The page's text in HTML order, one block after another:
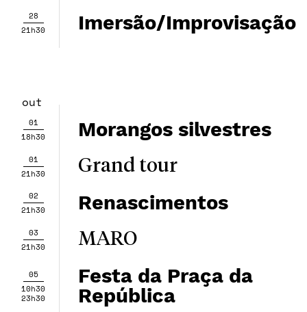
28
21h30
Imersão/Improvisação
out
01
18h30
Morangos silvestres
01
21h30
Grand tour
02
21h30
Renascimentos
03
21h30
MARO
05
10h30
23h30
Festa da Praça da
República